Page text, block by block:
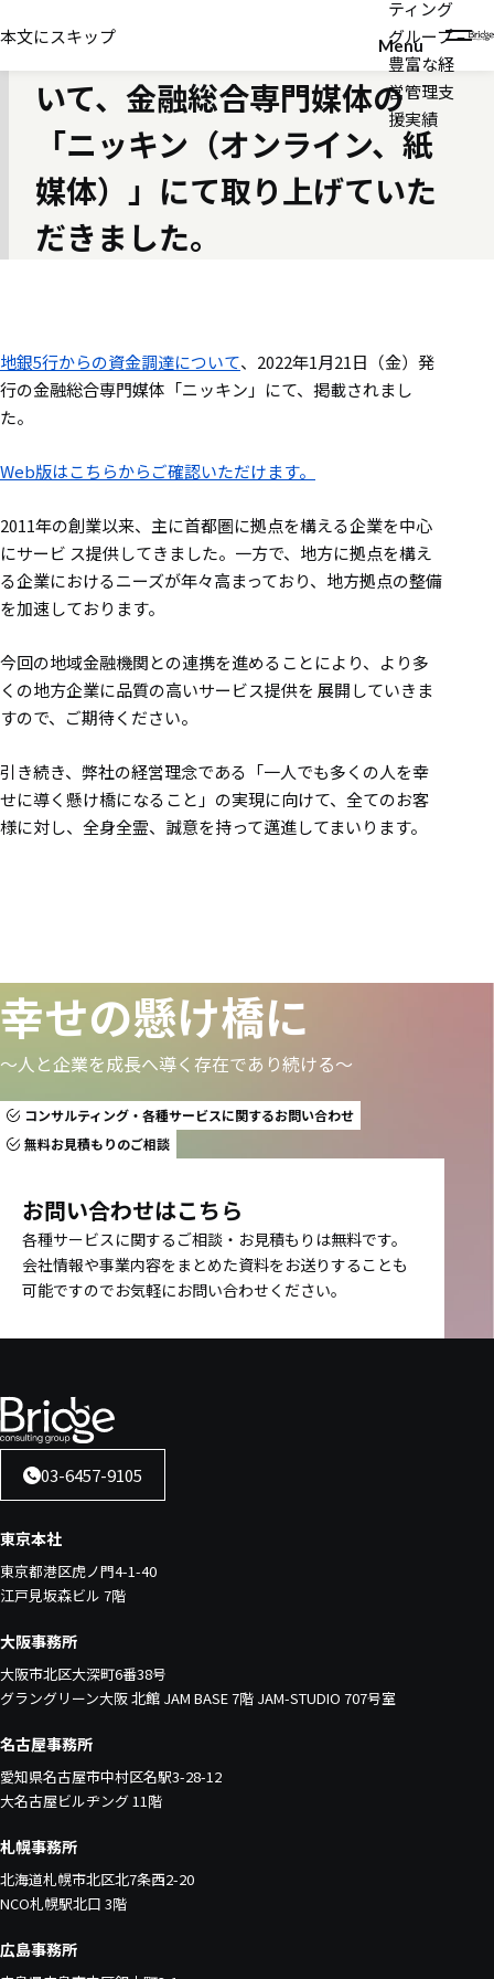
本文にスキップ
ティング
グループ –
豊富な経
営管理支
援実績
Menu
地銀5行からの資金調達につ
いて、金融総合専門媒体の
「ニッキン（オンライン、紙
媒体）」にて取り上げていた
だきました。
地銀5行からの資金調達について、2022年1月21日（金）発
行の金融総合専門媒体「ニッキン」にて、掲載されまし
た。
Web版はこちらからご確認いただけます。
2011年の創業以来、主に首都圏に拠点を構える企業を中心
にサービ ス提供してきました。一方で、地方に拠点を構え
る企業におけるニーズが年々高まっており、地方拠点の整備
を加速しております。
今回の地域金融機関との連携を進めることにより、より多
くの地方企業に品質の高いサービス提供を 展開していきま
すので、ご期待ください。
引き続き、弊社の経営理念である「一人でも多くの人を幸
せに導く懸け橋になること」の実現に向けて、全てのお客
様に対し、全身全霊、誠意を持って邁進してまいります。
幸せの懸け橋に
〜人と企業を成長へ導く存在であり続ける〜
コンサルティング・各種サービスに関するお問い合わせ
無料お見積もりのご相談
お問い合わせはこちら
各種サービスに関するご相談・お見積もりは無料です。
会社情報や事業内容をまとめた資料をお送りすることも
可能ですのでお気軽にお問い合わせください。
03-6457-9105
東京本社
東京都港区虎ノ門4-1-40
江戸見坂森ビル 7階
大阪事務所
大阪市北区大深町6番38号
グラングリーン大阪 北館 JAM BASE 7階 JAM-STUDIO 707号室
名古屋事務所
愛知県名古屋市中村区名駅3-28-12
大名古屋ビルヂング 11階
札幌事務所
北海道札幌市北区北7条西2-20
NCO札幌駅北口 3階
広島事務所